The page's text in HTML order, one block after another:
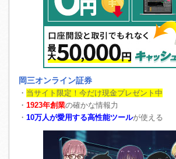
岡三オンライン証券
・ 当サイト限定！今だけ現金プレゼント中
・ 1923年創業の確かな情報力
・ 10万人が愛用する高性能ツールが使える